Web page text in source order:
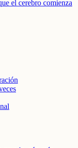
el cerebro comienza